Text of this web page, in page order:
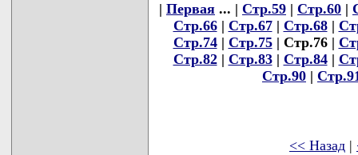
| Первая ... | Стр.59 | Стр.60 |
Стр.66| Стр.67| Стр.68|
Стр.74| Стр.75| Стр.76 |
Стр.82| Стр.83| Стр.84|
Стр.90 |
<< Назад |